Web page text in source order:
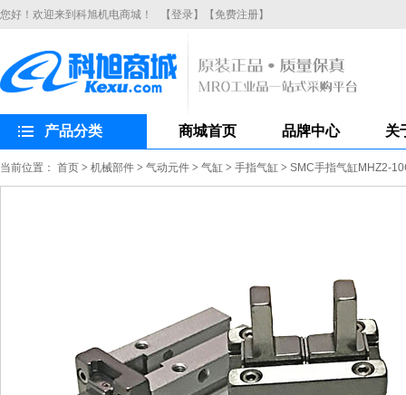
您好！欢迎来到科旭机电商城！ 【登录】 【免费注册】
产品分类 商城首页 品牌中心 关
当前位置： 首页 > 机械部件 > 气动元件 > 气缸 > 手指气缸 > SMC手指气缸MHZ2-